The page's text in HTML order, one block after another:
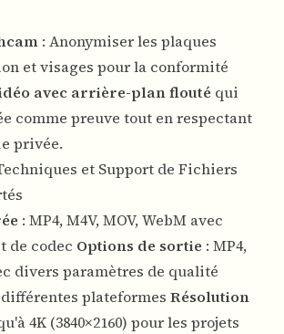
: Anonymiser les plaques
et visages pour la conformité
avec arrière-plan flouté qui
comme preuve tout en respectant
privée.
et Support de Fichiers
: MP4, M4V, MOV, WebM avec
de codec Options de sortie : MP4,
divers paramètres de qualité
plateformes Résolution
4K (3840×2160) pour les projets